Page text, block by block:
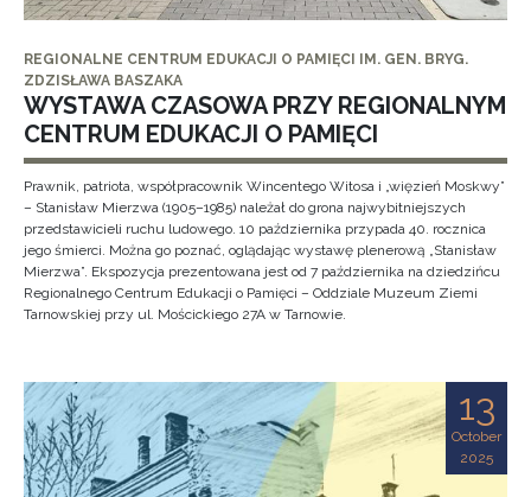
REGIONALNE CENTRUM EDUKACJI O PAMIĘCI IM. GEN. BRYG.
ZDZISŁAWA BASZAKA
WYSTAWA CZASOWA PRZY REGIONALNYM
CENTRUM EDUKACJI O PAMIĘCI
Prawnik, patriota, współpracownik Wincentego Witosa i „więzień Moskwy”
– Stanisław Mierzwa (1905–1985) należał do grona najwybitniejszych
przedstawicieli ruchu ludowego. 10 października przypada 40. rocznica
jego śmierci. Można go poznać, oglądając wystawę plenerową „Stanisław
Mierzwa”. Ekspozycja prezentowana jest od 7 października na dziedzińcu
Regionalnego Centrum Edukacji o Pamięci – Oddziale Muzeum Ziemi
Tarnowskiej przy ul. Mościckiego 27A w Tarnowie.
13
October
2025